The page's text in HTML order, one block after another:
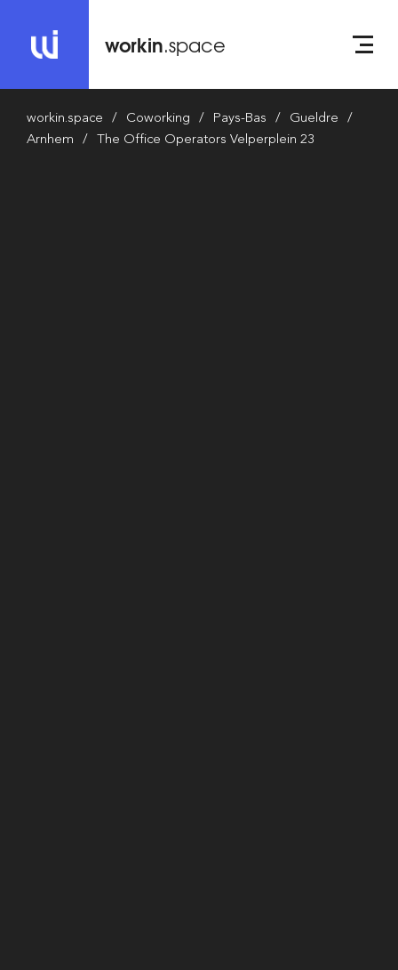
workin.space
workin.space Coworking Pays-Bas
Gueldre
Arnhem
The Office Operators Velperplein 23